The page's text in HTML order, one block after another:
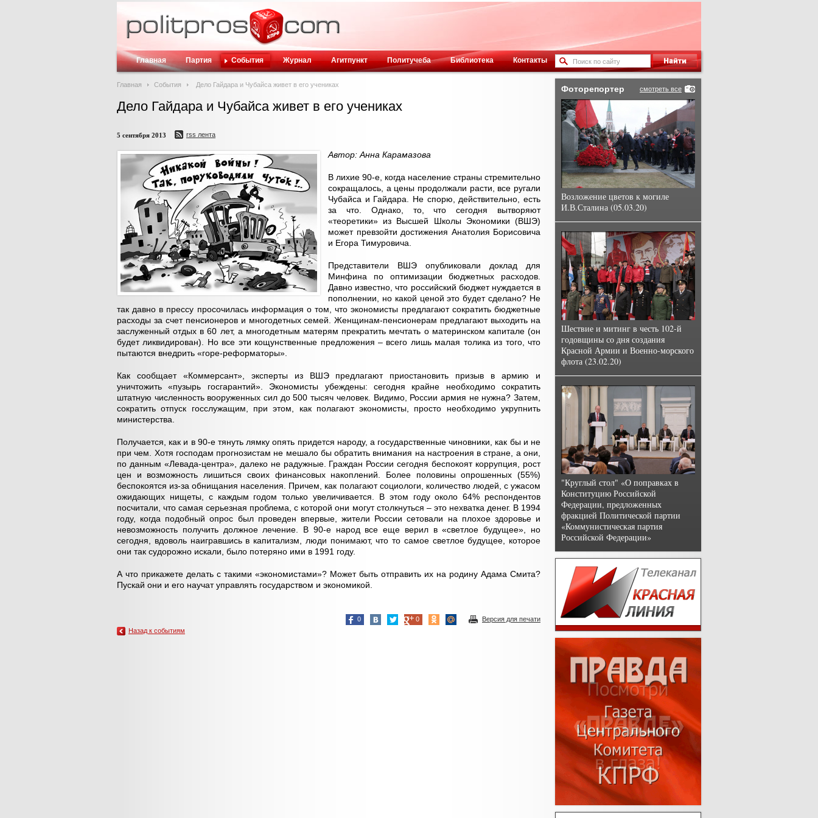
Главная Партия События Журнал Агитпункт Политучеба Библиотека Контакты
Главная События Дело Гайдара и Чубайса живет в его учениках
Дело Гайдара и Чубайса живет в его учениках
5 сентября 2013 rss лента
Автор: Анна Карамазова
В лихие 90-е, когда население страны стремительно
сокращалось, а цены продолжали расти, все ругали
Чубайса и Гайдара. Не спорю, действительно, есть
за что. Однако, то, что сегодня вытворяют
«теоретики» из Высшей Школы Экономики (ВШЭ)
может превзойти достижения Анатолия Борисовича
и Егора Тимуровича.
Представители ВШЭ опубликовали доклад для
Минфина по оптимизации бюджетных расходов.
Давно известно, что российский бюджет нуждается в
пополнении, но какой ценой это будет сделано? Не
так давно в прессу просочилась информация о том, что экономисты предлагают сократить бюджетные
расходы за счет пенсионеров и многодетных семей. Женщинам-пенсионерам предлагают выходить на
заслуженный отдых в 60 лет, а многодетным матерям прекратить мечтать о материнском капитале (он
будет ликвидирован). Но все эти кощунственные предложения – всего лишь малая толика из того, что
пытаются внедрить «горе-реформаторы».
Как сообщает «Коммерсант», эксперты из ВШЭ предлагают приостановить призыв в армию и
уничтожить «пузырь госгарантий». Экономисты убеждены: сегодня крайне необходимо сократить
штатную численность вооруженных сил до 500 тысяч человек. Видимо, России армия не нужна? Затем,
сократить отпуск госслужащим, при этом, как полагают экономисты, просто необходимо укрупнить
министерства.
Получается, как и в 90-е тянуть лямку опять придется народу, а государственные чиновники, как бы и не
при чем. Хотя господам прогнозистам не мешало бы обратить внимания на настроения в стране, а они,
по данным «Левада-центра», далеко не радужные. Граждан России сегодня беспокоят коррупция, рост
цен и возможность лишиться своих финансовых накоплений. Более половины опрошенных (55%)
беспокоятся из-за обнищания населения. Причем, как полагают социологи, количество людей, с ужасом
ожидающих нищеты, с каждым годом только увеличивается. В этом году около 64% респондентов
посчитали, что самая серьезная проблема, с которой они могут столкнуться – это нехватка денег. В 1994
году, когда подобный опрос был проведен впервые, жители России сетовали на плохое здоровье и
невозможность получить должное лечение. В 90-е народ все еще верил в «светлое будущее», но
сегодня, вдоволь наигравшись в капитализм, люди понимают, что то самое светлое будущее, которое
они так судорожно искали, было потеряно ими в 1991 году.
А что прикажете делать с такими «экономистами»? Может быть отправить их на родину Адама Смита?
Пускай они и его научат управлять государством и экономикой.
Версия для печати
0
0
Назад к событиям
смотреть все
Фоторепортер
Возложение цветов к могиле
И.В.Сталина (05.03.20)
Шествие и митинг в честь 102-й
годовщины со дня создания
Красной Армии и Военно-морского
флота (23.02.20)
"Круглый стол" «О поправках в
Конституцию Российской
Федерации, предложенных
фракцией Политической партии
«Коммунистическая партия
Российской Федерации»